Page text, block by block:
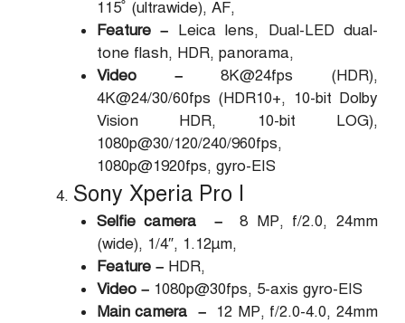
115˚ (ultrawide), AF,
Feature – Leica lens, Dual-LED dual-
tone flash, HDR, panorama,
Video –8K@24fps (HDR),
4K@24/30/60fps (HDR10+, 10-bit Dolby
Vision HDR, 10-bit LOG),
1080p@30/120/240/960fps,
1080p@1920fps, gyro-EIS
Sony Xperia Pro I
Selfie camera –8 MP, f/2.0, 24mm
(wide), 1/4″, 1.12µm,
Feature –HDR,
Video –1080p@30fps, 5-axis gyro-EIS
Main camera –12 MP, f/2.0-4.0, 24mm